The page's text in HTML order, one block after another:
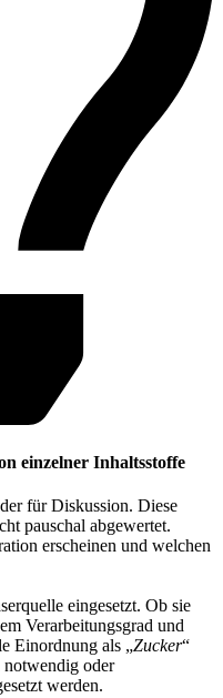
einzelner Inhaltsstoffe
für Diskussion. Diese
pauschal abgewertet.
erscheinen und welchen
eingesetzt. Ob sie
Verarbeitungsgrad und
Einordnung als „Zucker“
oder
werden.